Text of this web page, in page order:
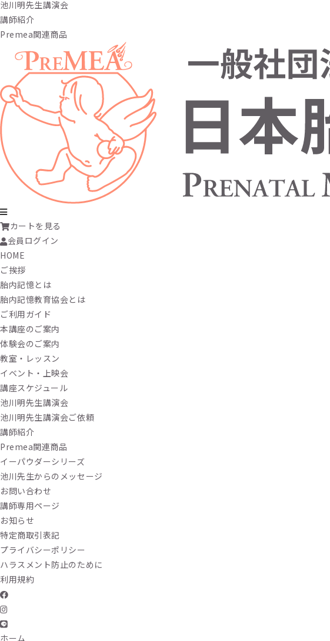
池川明先生講演会
講師紹介
Premea関連商品
カートを見る
会員ログイン
HOME
ご挨拶
胎内記憶とは
胎内記憶教育協会とは
ご利用ガイド
本講座のご案内
体験会のご案内
教室・レッスン
イベント・上映会
講座スケジュール
池川明先生講演会
池川明先生講演会ご依頼
講師紹介
Premea関連商品
イーパウダーシリーズ
池川先生からのメッセージ
お問い合わせ
講師専用ページ
お知らせ
特定商取引表記
プライバシーポリシー
ハラスメント防止のために
利用規約
ホーム